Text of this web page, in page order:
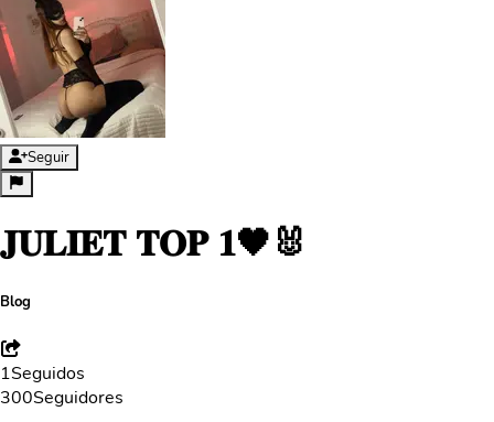
Seguir
𝐉𝐔𝐋𝐈𝐄𝐓 𝐓𝐎𝐏 𝟏🖤🐰
Blog
1Seguidos
300Seguidores